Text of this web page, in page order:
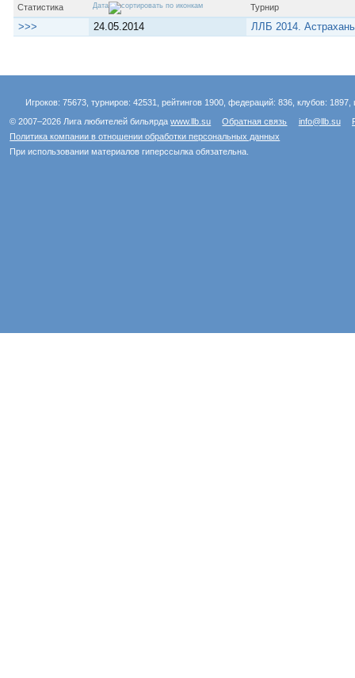
Статистика Дата Турнир
>>> 24.05.2014 ЛЛБ 2014.
Игроков: 75673, турниров: 42531, рейтингов 1900, федераций: 836, клубов:
© 2007–2026 Лига любителей бильярдаwww.llb.su Обратная связь info@llb.su
Политика компании в отношении обработки персональных данных
При использовании материалов гиперссылка обязательна.